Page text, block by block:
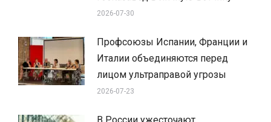
2026-07-30
Профсоюзы Испании, Франции и
Италии объединяются перед
лицом ультраправой угрозы
2026-07-23